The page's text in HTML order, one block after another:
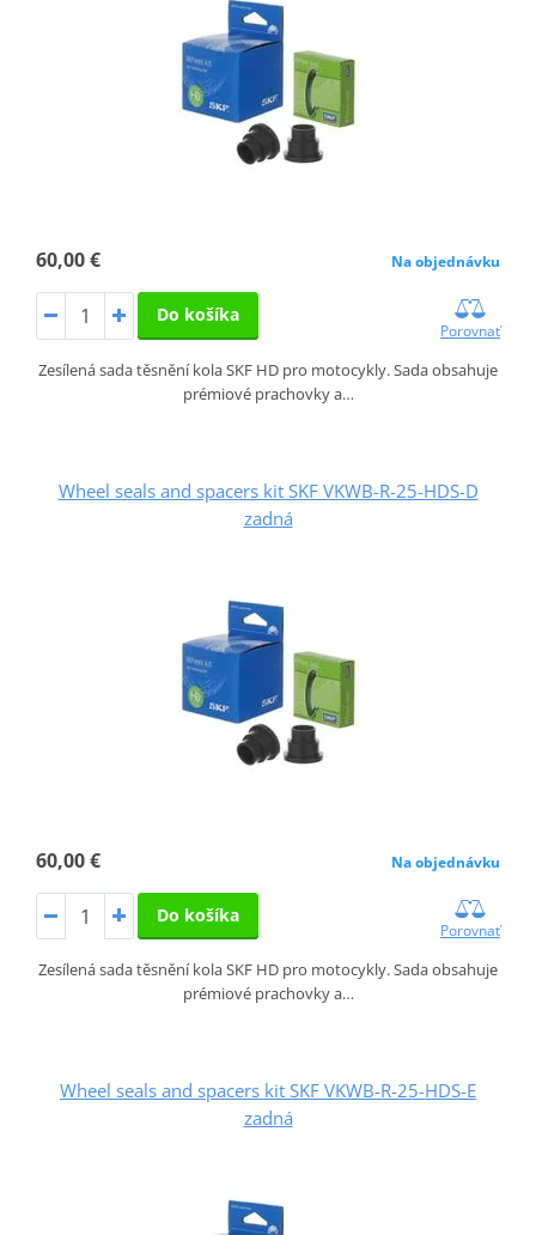
60,00 € Na objednávku
Do košíka
Porovnať
Zesílená sada těsnění kola SKF HD pro motocykly. Sada obsahuje
prémiové prachovky a…
Wheel seals and spacers kit SKF VKWB-R-25-HDS-D
zadná
60,00 € Na objednávku
Do košíka
Porovnať
Zesílená sada těsnění kola SKF HD pro motocykly. Sada obsahuje
prémiové prachovky a…
Wheel seals and spacers kit SKF VKWB-R-25-HDS-E
zadná